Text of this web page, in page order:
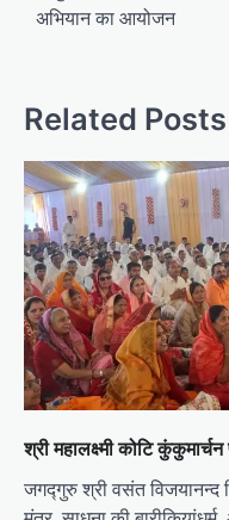
अभियान का आयोजन
Related Posts
श्री महालक्ष्मी कोटि
जगद्गुरु श्री वसंत विजयानन्द